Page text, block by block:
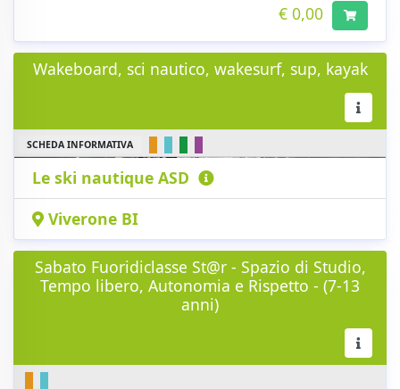
€ 0,00
Wakeboard, sci nautico, wakesurf, sup, kayak
SCHEDA INFORMATIVA
Le ski nautique ASD
Viverone BI
Sabato Fuoridiclasse St@r - Spazio di Studio,
Tempo libero, Autonomia e Rispetto - (7-13
anni)